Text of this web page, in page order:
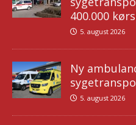
400.000
5. august 2026
Ny
5. august 2026